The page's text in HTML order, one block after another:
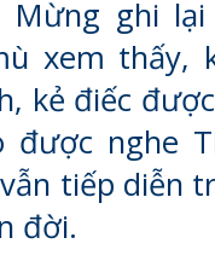
Mừng ghi
xem thấy,
kẻ điếc
được nghe
tiếp diễn
đời.